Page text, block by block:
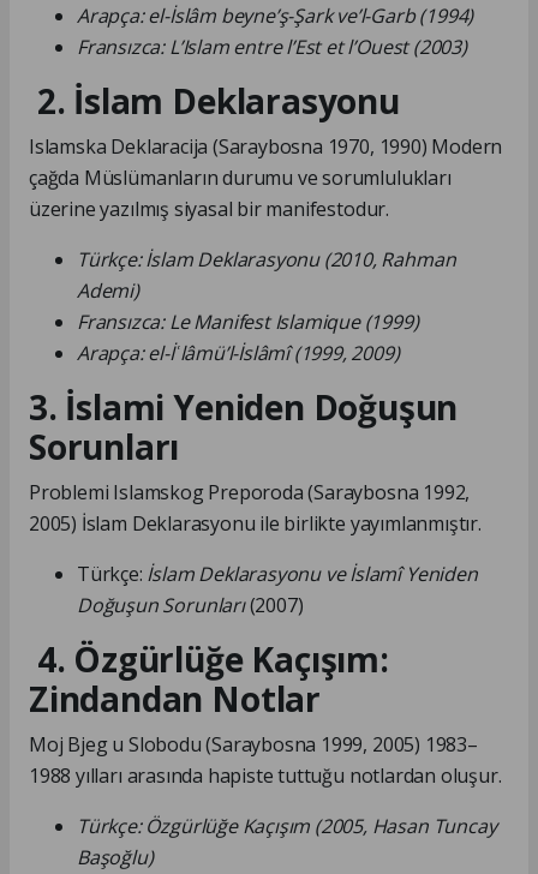
Arapça: el-İslâm beyne’ş-Şark ve’l-Garb (1994)
Fransızca: L’Islam entre l’Est et l’Ouest (2003)
2. İslam Deklarasyonu
Islamska Deklaracija (Saraybosna 1970, 1990) Modern
çağda Müslümanların durumu ve sorumlulukları
üzerine yazılmış siyasal bir manifestodur.
Türkçe: İslam Deklarasyonu (2010, Rahman
Ademi)
Fransızca: Le Manifest Islamique (1999)
Arapça: el-İʿlâmü’l-İslâmî (1999, 2009)
3. İslami Yeniden Doğuşun
Sorunları
Problemi Islamskog Preporoda (Saraybosna 1992,
2005) İslam Deklarasyonu ile birlikte yayımlanmıştır.
Türkçe: İslam Deklarasyonu ve İslamî Yeniden
Doğuşun Sorunları(2007)
4. Özgürlüğe Kaçışım:
Zindandan Notlar
Moj Bjeg u Slobodu (Saraybosna 1999, 2005) 1983–
1988 yılları arasında hapiste tuttuğu notlardan oluşur.
Türkçe: Özgürlüğe Kaçışım (2005, Hasan Tuncay
Başoğlu)